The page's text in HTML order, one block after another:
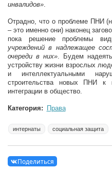
инвалидов».
Отрадно, что о проблеме ПНИ
– это именно они) наконец
пока решение проблемы
учреждений в надлежащее
очереди в них». Будем
устройству жизни взрослых
и интеллектуальными
строительства новых ПНИ к
интеграции в общество.
Категория: Права
интернаты социальная защита
Поделиться